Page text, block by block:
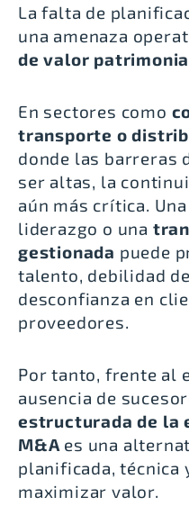
La falta de
una amenaza
de valor
En sectores como
transporte o
donde las barreras
ser altas, la
aún más crítica.
liderazgo o una
gestionada puede
talento, debilidad
desconfianza en
proveedores.
Por tanto, frente al
ausencia de
estructurada de la
M&A es una
planificada, técnica
maximizar valor.